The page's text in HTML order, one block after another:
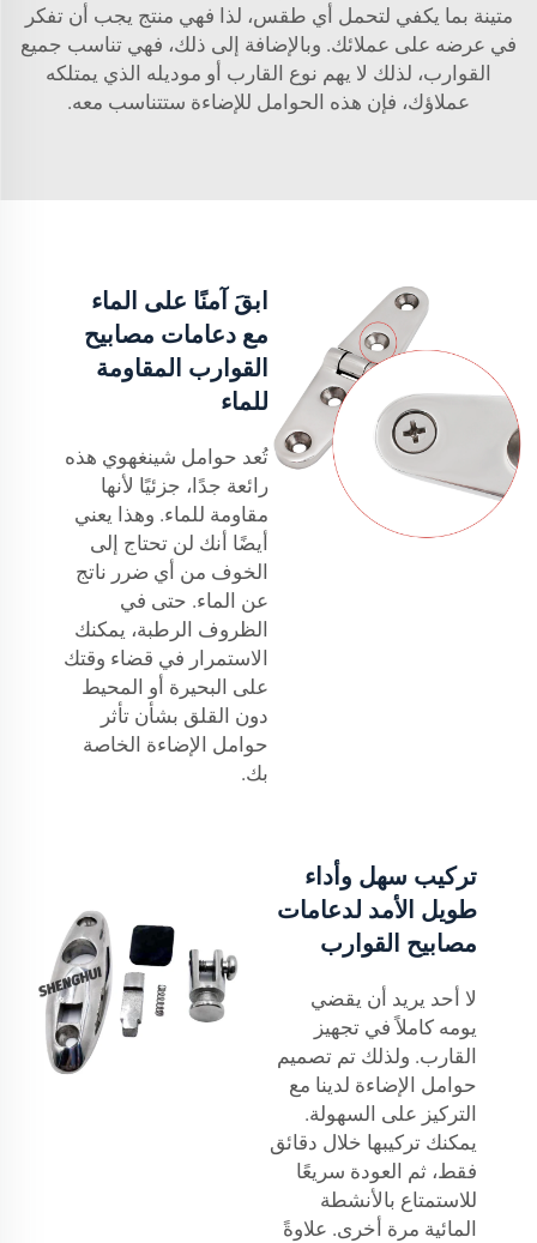
متينة بما يكفي لتحمل أي طقس، لذا فهي منتج يجب أن تفكر
في عرضه على عملائك. وبالإضافة إلى ذلك، فهي تناسب جميع
القوارب، لذلك لا يهم نوع القارب أو موديله الذي يمتلكه
عملاؤك، فإن هذه الحوامل للإضاءة ستتناسب معه.
ابقَ آمنًا على الماء
مع دعامات مصابيح
القوارب المقاومة
للماء
تُعد حوامل شينغهوي هذه
رائعة جدًا، جزئيًا لأنها
مقاومة للماء. وهذا يعني
أيضًا أنك لن تحتاج إلى
الخوف من أي ضرر ناتج
عن الماء. حتى في
الظروف الرطبة، يمكنك
الاستمرار في قضاء وقتك
على البحيرة أو المحيط
دون القلق بشأن تأثر
حوامل الإضاءة الخاصة
بك.
تركيب سهل وأداء
طويل الأمد لدعامات
مصابيح القوارب
لا أحد يريد أن يقضي
يومه كاملاً في تجهيز
القارب. ولذلك تم تصميم
حوامل الإضاءة لدينا مع
التركيز على السهولة.
يمكنك تركيبها خلال دقائق
فقط، ثم العودة سريعًا
للاستمتاع بالأنشطة
المائية مرة أخرى. علاوةً